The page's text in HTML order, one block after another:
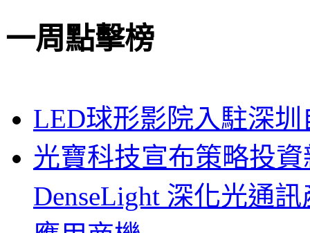
一周點擊榜
LED球形影院入駐深
光寶科技宣布策略投
DenseLight 深化光通